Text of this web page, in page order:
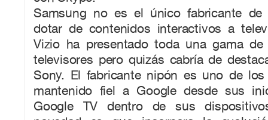
Samsung no es el único fabricante de
dotar de contenidos interactivos a
Vizio ha presentado toda una gama de
televisores pero quizás cabría de
Sony. El fabricante nipón es uno de
mantenido fiel a Google desde sus
Google TV dentro de sus